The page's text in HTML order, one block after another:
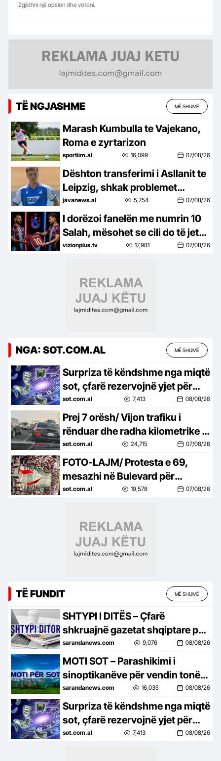
Zgjidhni një opsion dhe votoni.
TË NGJASHME MË SHUMË
Marash Kumbulla te Vajekano,
Roma e zyrtarizon
sportiim.al 16,099 07/08/26
Dështon transferimi i Asllanit te
Leipzig, shkak problemet
shëndetësore!
javanews.al 5,754 07/08/26
I dorëzoi fanelën me numrin 10
Salah, mësohet se cili do të jetë
numri i ri në shpinën e Muçit
vizionplus.tv 17,981 07/08/26
NGA: SOT.COM.AL MË SHUMË
Surpriza të këndshme nga miqtë
sot, çfarë rezervojnë yjet për
çdo shenjë
sot.com.al 7,413 08/08/26
Prej 7 orësh/ Vijon trafiku i
rënduar dhe radha kilometrike e
automjeteve në aksin Tiranë-
Elbasan
sot.com.al 24,715 07/08/26
FOTO-LAJM/ Protesta e 69,
mesazhi në Bulevard për
Prokurorinë e Posaçme: SPAK,
sot.com.al 19,578 07/08/26
TË FUNDIT MË SHUMË
SHTYPI I DITËS – Çfarë
shkruajnë gazetat shqiptare për
ditën e sotme, e shtunë, 8 gusht
2026…
sarandanews.com 9,076 08/08/26
MOTI SOT – Parashikimi i
sinoptikanëve për vendin tonë,
për ditën e shtunë, 8 gusht
2026…
sarandanews.com 16,035 08/08/26
Surpriza të këndshme nga miqtë
sot, çfarë rezervojnë yjet për
çdo shenjë
sot.com.al 7,413 08/08/26